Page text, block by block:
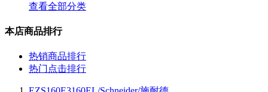
查看全部分类
本店商品排行
热销商品排行
热门点击排行